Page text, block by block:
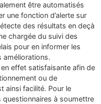
être automatisés
une fonction d’alerte sur
des résultats en deçà
chargée du suivi des
pour en informer les
améliorations.
effet satisfaisante afin de
ou de
ainsi facilité. Pour le
questionnaires à soumettre